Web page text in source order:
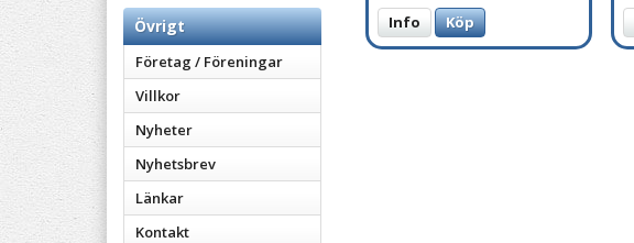
Övrigt
Företag / Föreningar
Villkor
Nyheter
Nyhetsbrev
Länkar
Kontakt
Info Köp